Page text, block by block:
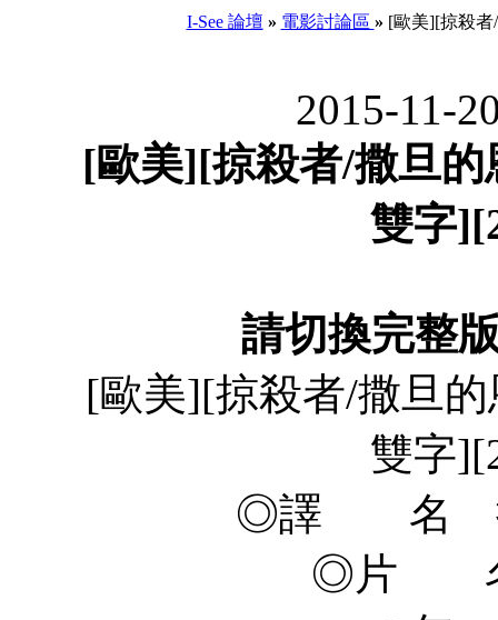
I-See 論壇 » 電影討論區 » [歐美][掠殺者
2015-11-
[歐美][掠殺者/撒旦
雙字
請切換完整
[歐美][掠殺者/撒旦
雙字
◎譯 名 掠
◎片 名